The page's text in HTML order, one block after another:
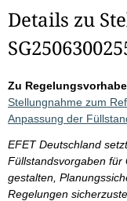
Details zu
Zu
Stellungnahme zum
Anpassung der
EFET Deutschland
Füllstandsvorgaben für
gestalten,
Regelungen